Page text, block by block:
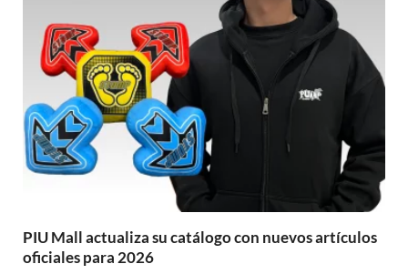
PIU Mall actualiza su catálogo con nuevos artículos
oficiales para 2026